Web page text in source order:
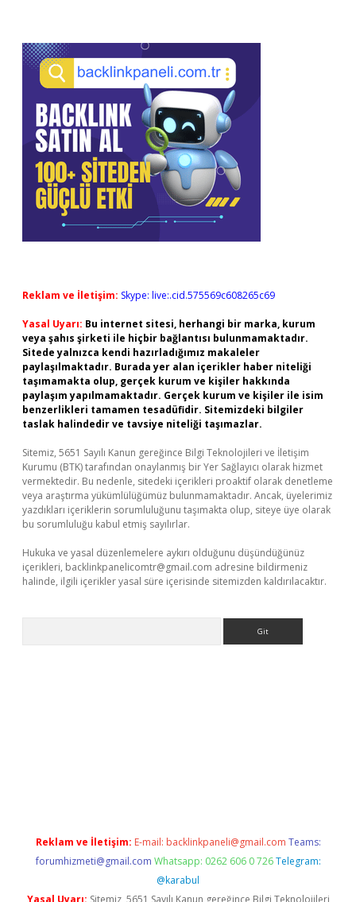
Reklam ve İletişim: Skype: live:.cid.575569c608265c69
Yasal Uyarı: Bu internet sitesi, herhangi bir marka, kurum
veya şahıs şirketi ile hiçbir bağlantısı bulunmamaktadır.
Sitede yalnızca kendi hazırladığımız makaleler
paylaşılmaktadır. Burada yer alan içerikler haber niteliği
taşımamakta olup, gerçek kurum ve kişiler hakkında
paylaşım yapılmamaktadır. Gerçek kurum ve kişiler ile isim
benzerlikleri tamamen tesadüfidir. Sitemizdeki bilgiler
taslak halindedir ve tavsiye niteliği taşımazlar.
Sitemiz, 5651 Sayılı Kanun gereğince Bilgi Teknolojileri ve İletişim
Kurumu (BTK) tarafından onaylanmış bir Yer Sağlayıcı olarak hizmet
vermektedir. Bu nedenle, sitedeki içerikleri proaktif olarak denetleme
veya araştırma yükümlülüğümüz bulunmamaktadır. Ancak, üyelerimiz
yazdıkları içeriklerin sorumluluğunu taşımakta olup, siteye üye olarak
bu sorumluluğu kabul etmiş sayılırlar.
Hukuka ve yasal düzenlemelere aykırı olduğunu düşündüğünüz
içerikleri, backlinkpanelicomtr@gmail.com adresine bildirmeniz
halinde, ilgili içerikler yasal süre içerisinde sitemizden kaldırılacaktır.
Reklam ve İletişim: E-mail: backlinkpaneli@gmail.com Teams:
forumhizmeti@gmail.com Whatsapp: 0262 606 0 726 Telegram:
@karabul
Yasal Uyarı: Sitemiz, 5651 Sayılı Kanun gereğince Bilgi Teknolojileri